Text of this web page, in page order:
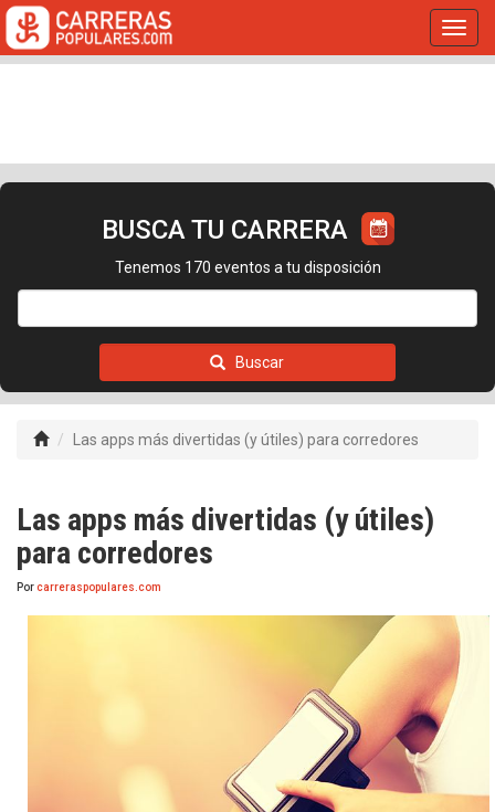
BUSCA TU CARRERA
Tenemos 170 eventos a tu disposición
Buscar
Las apps más divertidas (y útiles) para corredores
Las apps más divertidas (y útiles)
para corredores
Porcarreraspopulares.com